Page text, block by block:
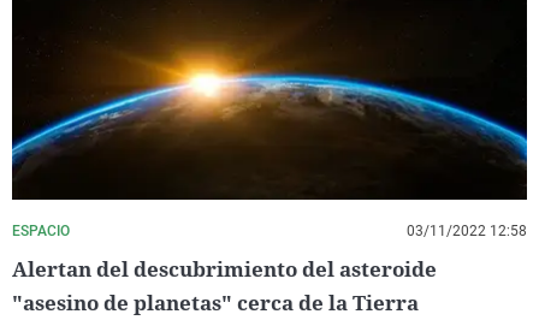
ESPACIO 03/11/2022 12:58
Alertan del descubrimiento del asteroide
"asesino de planetas" cerca de la Tierra